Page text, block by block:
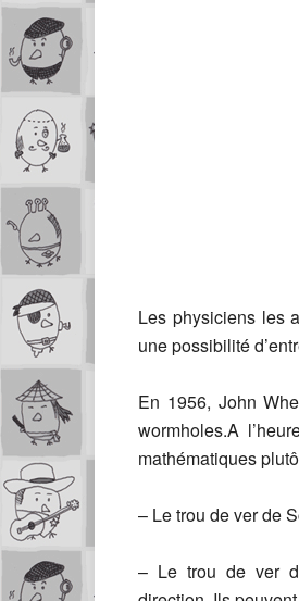
Les physiciens les
une possibilité
En 1956, John
wormholes.A
mathématiques
– Le trou de ver de
– Le trou de ver